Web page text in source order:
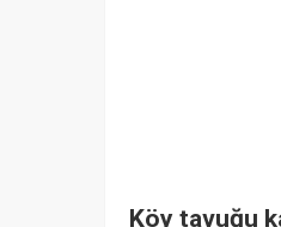
Köy tavuğu